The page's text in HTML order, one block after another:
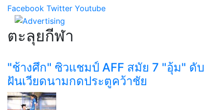
Facebook Twitter Youtube
ตะลุยกีฬา
"ช้างศึก" ซิวแชมป์ AFF สมัย 7 "อุ้ม" ดับ
ฝันเวียดนามกดประตูคว้าชัย